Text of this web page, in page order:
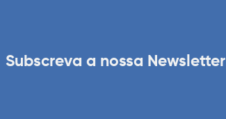
Subscreva a nossa Newsletter